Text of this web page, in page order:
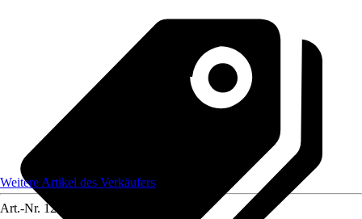
Weitere Artikel des Verkäufers
Art.-Nr. 12585171